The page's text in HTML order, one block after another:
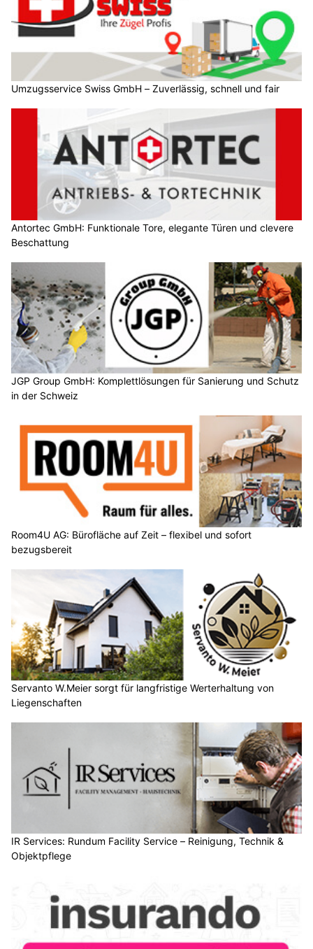
Umzugsservice Swiss GmbH – Zuverlässig, schnell und fair
Antortec GmbH: Funktionale Tore, elegante Türen und clevere
Beschattung
JGP Group GmbH: Komplettlösungen für Sanierung und Schutz
in der Schweiz
Room4U AG: Bürofläche auf Zeit – flexibel und sofort
bezugsbereit
Servanto W.Meier sorgt für langfristige Werterhaltung von
Liegenschaften
IR Services: Rundum Facility Service – Reinigung, Technik &
Objektpflege